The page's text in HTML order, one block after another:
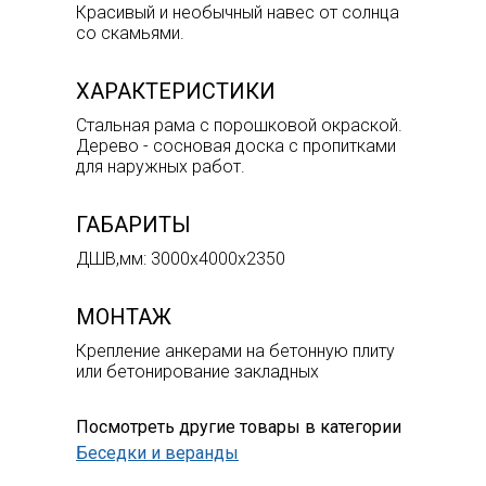
Красивый и необычный навес от солнца
со скамьями.
ХАРАКТЕРИСТИКИ
Стальная рама с порошковой окраской.
Дерево - сосновая доска с пропитками
для наружных работ.
ГАБАРИТЫ
ДШВ,мм: 3000х4000х2350
МОНТАЖ
Крепление анкерами на бетонную плиту
или бетонирование закладных
Посмотреть другие товары в категории
Беседки и веранды